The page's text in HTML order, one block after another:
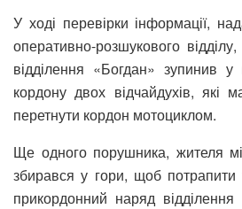
У ході перевірки інформації,
оперативно-розшукового
відділення «Богдан» зупинив у
кордону двох відчайдухів, які
перетнути кордон мотоциклом.
Ще одного порушника, жителя
збирався у гори, щоб
прикордонний наряд